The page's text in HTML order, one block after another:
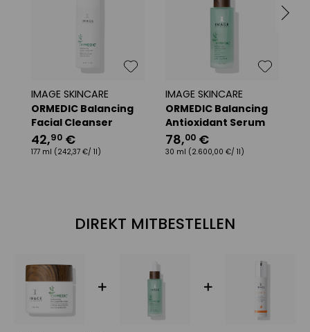
IMAGE SKINCARE
ORMEDIC Balancing
Facial Cleanser
42,90 €
177 ml (242,37 €/ 1l)
IMAGE SKINCARE
ORMEDIC Balancing
Antioxidant Serum
78,00 €
30 ml (2.600,00 €/ 1l)
DIREKT MITBESTELLEN